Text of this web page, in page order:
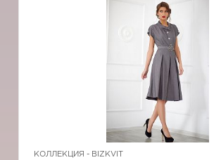
КОЛЛЕКЦИЯ - BIZKVIT